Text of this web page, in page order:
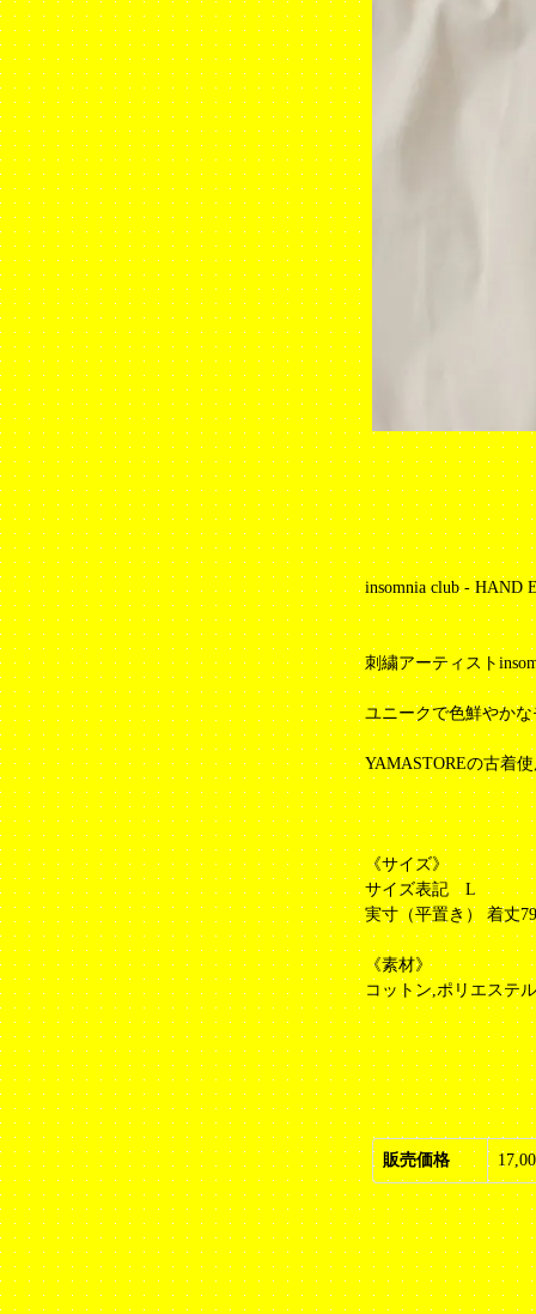
insomnia club - HAND
刺繍アーティスト
ユニークで色鮮やか
YAMASTOREの古着
《サイズ》
サイズ表記 L
実寸（平置き） 着丈
《素材》
コットン,ポリエステル
販売価格